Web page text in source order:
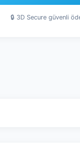
🔒 3D Secure güvenli